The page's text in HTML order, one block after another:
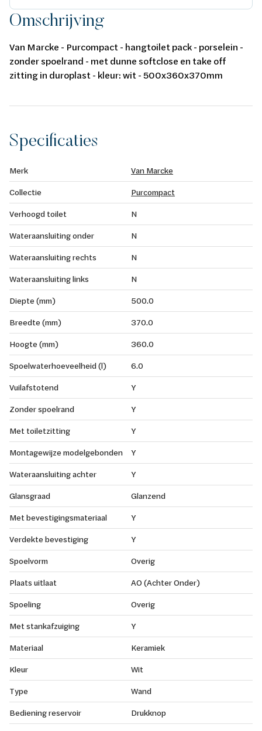
Omschrijving
Van Marcke - Purcompact - hangtoilet pack - porselein -
zonder spoelrand - met dunne softclose en take off
zitting in duroplast - kleur: wit - 500x360x370mm
Specificaties
Merk
Van Marcke
Collectie
Purcompact
Verhoogd toilet
N
Wateraansluiting onder
N
Wateraansluiting rechts
N
Wateraansluiting links
N
Diepte (mm)
500.0
Breedte (mm)
370.0
Hoogte (mm)
360.0
Spoelwaterhoeveelheid (l)
6.0
Vuilafstotend
Y
Zonder spoelrand
Y
Met toiletzitting
Y
Montagewijze modelgebonden
Y
Wateraansluiting achter
Y
Glansgraad
Glanzend
Met bevestigingsmateriaal
Y
Verdekte bevestiging
Y
Spoelvorm
Overig
Plaats uitlaat
AO (Achter Onder)
Spoeling
Overig
Met stankafzuiging
Y
Materiaal
Keramiek
Kleur
Wit
Type
Wand
Bediening reservoir
Drukknop